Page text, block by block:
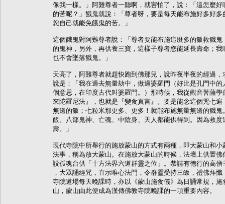
像我一樣。」阿難尊者一聽啊，就害怕了，說：「這怎麼
的苦呢？」餓鬼就說：「尊者呀，要是每天能布施好多好
您自己就能免餓鬼的苦。」
這個餓鬼對阿難尊者說：「尊者要能布施這麼多的飯救餓
的鬼神，另外，再供養三寶，這樣子尊者您能延長壽命；
也不會墜落餓鬼。」
天亮了，阿難尊者就趕快跑到佛那兒，說昨夜半夜的經過
說是：「我在過去無量劫中，做過婆羅門（好比是孔門中
個意思，在印度古代叫婆羅門。）那時候，我從觀音菩薩
來陀羅尼法』，也就是『變食真言』。要是能念這個咒七
無邊的飯；七粒米那更多、更多！就能布施無量無邊的餓
飯。八部鬼神、亡魂、中陰身、天人都能供得到。因為救
壽。」
現代寺院中所舉行的施放蒙山的方式有兩種，即大蒙山和
法事，稱為放大蒙山。在施放大蒙山的時候，法壇上供置
設孤魂台供「十方法界六道群靈之位」。恭請有德行的高
，大眾誦經咒，直示唯心法門，令群靈受持三皈，禮佛拜
寺院道場每天晚課時，亦以《蒙山施食儀》為日誦常規，
山，蒙山由此便成為漢傳佛教寺院晚課的一項重要內容。